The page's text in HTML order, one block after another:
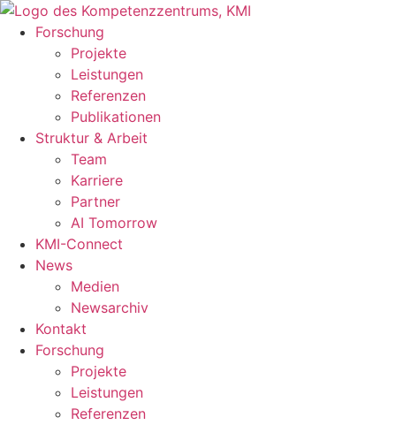
Zum
Inhalt
springen
Forschung
Projekte
Leistungen
Referenzen
Publikationen
Struktur & Arbeit
Team
Karriere
Partner
AI Tomorrow
KMI-Connect
News
Medien
Newsarchiv
Kontakt
Forschung
Projekte
Leistungen
Referenzen